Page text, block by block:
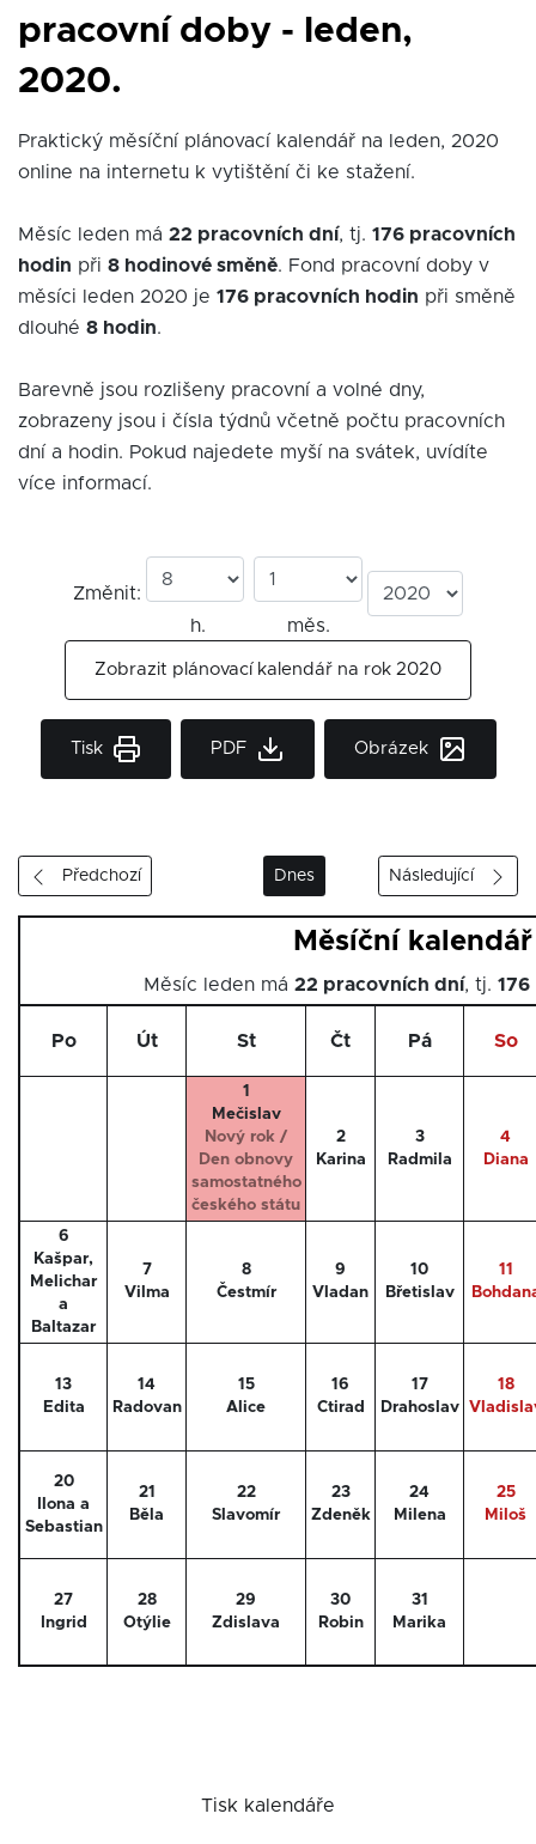
pracovní doby - leden,
2020.
Praktický měsíční plánovací kalendář na leden, 2020
online na internetu k vytištění či ke stažení.
Měsíc leden má 22 pracovních dní, tj. 176 pracovních
hodin při 8 hodinové směně. Fond pracovní doby v
měsíci leden 2020 je 176 pracovních hodin při směně
dlouhé 8 hodin.
Barevně jsou rozlišeny pracovní a volné dny,
zobrazeny jsou i čísla týdnů včetně počtu pracovních
dní a hodin. Pokud najedete myší na svátek, uvídíte
více informací.
Změnit:
h.
měs.
Zobrazit plánovací kalendář na rok 2020
Tisk PDF Obrázek
Předchozí Dnes Následující
Měsíční
Měsíc leden má 22 pracovních dní, tj.
Po Út St Čt Pá So
1
Mečislav
Nový rok /
Den obnovy
samostatného
českého státu
2
Karina
3
Radmila
4
Diana
6
Kašpar,
Melichar
a
Baltazar
7
Vilma
8
Čestmír
9
Vladan
10
Břetislav
11
13
Edita
14
Radovan
15
Alice
16
Ctirad
17
Drahoslav
18
20
Ilona a
Sebastian
21
Běla
22
Slavomír
23
Zdeněk
24
Milena
25
Miloš
27
Ingrid
28
Otýlie
29
Zdislava
30
Robin
31
Marika
Tisk kalendáře